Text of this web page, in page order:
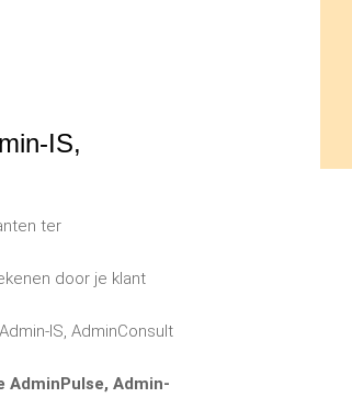
IS,
ter
door je klant
IS, AdminConsult
AdminPulse, Admin-